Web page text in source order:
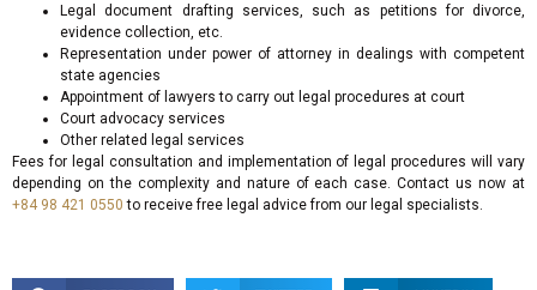
Legal document drafting services, such as petitions for divorce,
evidence collection, etc.
Representation under power of attorney in dealings with competent
state agencies
Appointment of lawyers to carry out legal procedures at court
Court advocacy services
Other related legal services
Fees for legal consultation and implementation of legal procedures will vary
depending on the complexity and nature of each case. Contact us now at
+84 98 421 0550 to receive free legal advice from our legal specialists.